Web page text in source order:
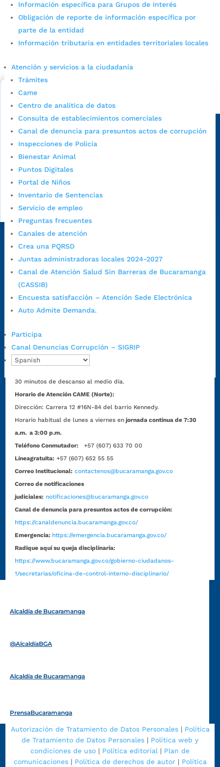
Información específica para Grupos de Interés
Obligación de reporte de información específica por
parte de la entidad
Información tributaria en entidades territoriales locales
Atención y servicios a la ciudadanía
Trámites
Came
Centro de analítica de datos
Consulta de establecimientos comerciales
Canal de denuncia para presuntos actos de corrupción
Inspecciones de Policía
Bienestar Animal
Puntos Digitales
Portal de Niños
Inventario de Sentencias
Servicio de empleo
Preguntas frecuentes
Canales de atención
Crea una PQRSD
Juntas administradoras locales 2024-2027
Canal de Atención Salud Sin Barreras de Bucaramanga
(CASSIB)
Encuesta satisfacción – Atención Sede Electrónica
Auto Admite Demanda.
Participa
Canal Denuncias Corrupción – SIGRIP
Cupos Escolares Bucaramanga 2022
cupo escolar en los colegios oficiales de
Bucaramanga.
Alcaldía de Bucaramanga
Sede principal
7:00 a.m. a 5:00 p.m., con 30 minutos de descanso al medio día.
Horario de Atención CAME (Central):
Lunes a jueves: 7:00 a.m. a 12:00 m y de 1:00 p.m. a 5:30 p.m.
30 minutos de descanso al medio día.
Horario de Atención CAME (Norte):
Dirección:Carrera 12 #16N-84 del barrio Kennedy.
Horario habitual de lunes a viernes en jornada continua de 7:30
a.m. a 3:00 p.m.
Teléfono Conmutador:
+57 (607) 633 70 00
Líneagratuita: +57 (607) 652 55 55
Correo Institucional: contactenos@bucaramanga.gov.co
Correo de notificaciones
judiciales: notificaciones@bucaramanga.gov.co
Canal de denuncia para presuntos actos de corrupción:
https://canaldenuncia.bucaramanga.gov.co/
Emergencia: https://emergencia.bucaramanga.gov.co/
Radique aquí su queja disciplinaria:
https://www.bucaramanga.gov.co/gobierno-ciudadanos-
1/secretarias/oficina-de-control-interno-disciplinario/
Alcaldía de Bucaramanga
@AlcaldíaBGA
Alcaldía de Bucaramanga
PrensaBucaramanga
Autorización de Tratamiento de Datos Personales| Política
de Tratamiento de Datos Personales | Política web y
condiciones de uso | Política editorial | Plan de
comunicaciones| Política de derechos de autor| Política